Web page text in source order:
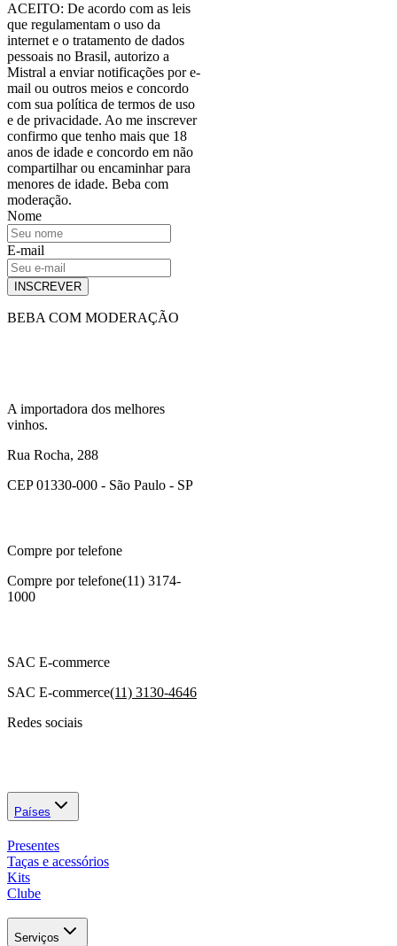
ACEITO: De acordo com as leis
que regulamentam o uso da
internet e o tratamento de dados
pessoais no Brasil, autorizo a
Mistral a enviar notificações por e-
mail ou outros meios e concordo
com sua política de termos de uso
e de privacidade. Ao me inscrever
confirmo que tenho mais que 18
anos de idade e concordo em não
compartilhar ou encaminhar para
menores de idade. Beba com
moderação.
Nome
E-mail
INSCREVER
BEBA COM MODERAÇÃO
A importadora dos melhores
vinhos.
Rua Rocha, 288
CEP 01330-000 - São Paulo - SP
Compre por telefone
Compre por telefone(11) 3174-
1000
SAC E-commerce
SAC E-commerce(11) 3130-4646
Redes sociais
Países
Presentes
Taças e acessórios
Kits
Clube
Serviços